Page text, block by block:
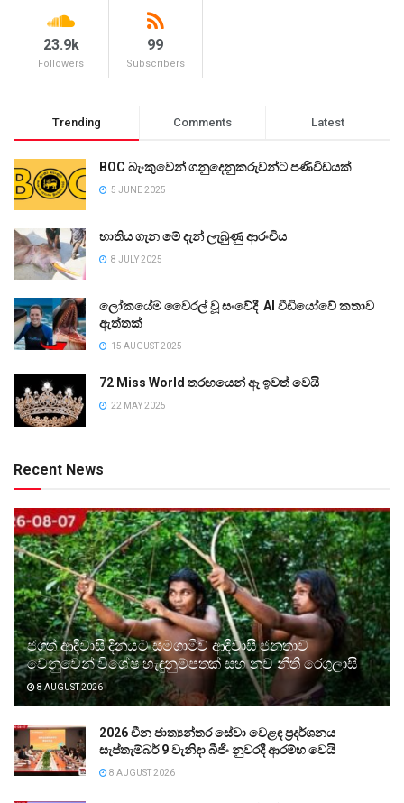
23.9k
Followers
99
Subscribers
Trending Comments Latest
BOC බැංකුවෙන් ගනුදෙනුකරුවන්ට පණිවිඩයක්
5 JUNE 2025
භාතිය ගැන මේ දැන් ලැබුණු ආරංචිය
8 JULY 2025
ලෝකයේම වෛරල් වූ සංවේදී AI වීඩියෝවේ කතාව
ඇත්තක්
15 AUGUST 2025
72 Miss World තරඟයෙන් ඈ ඉවත් වෙයි
22 MAY 2025
Recent News
ජගත් ආදිවාසි දිනයට සමගාමීව ආදිවාසී ජනතාව
වෙනුවෙන් විශේෂ හැඳුනුම්පතක් සහ නව නීති රෙගුලාසි
8 AUGUST 2026
2026 චීන ජාත්‍යන්තර සේවා වෙළඳ ප්‍රදර්ශනය
සැප්තැම්බර් 9 වැනිදා බීජිං නුවරදී ආරම්භ වෙයි
8 AUGUST 2026